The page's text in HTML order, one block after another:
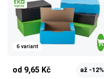
6 variant
od 9,65 Kč až -12%